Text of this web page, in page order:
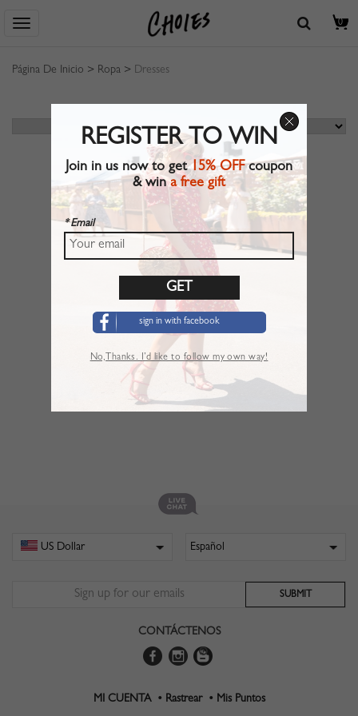
0
Página De Inicio > Ropa > Dresses
CONTÁCTENOS
MI CUENTA • Rastrear • Mis Puntos
REGISTER TO WIN
Join in us now to get15% OFFcoupon
& wina free gift
* Email
sign in with facebook
No,Thanks. I’d like to follow my own way!